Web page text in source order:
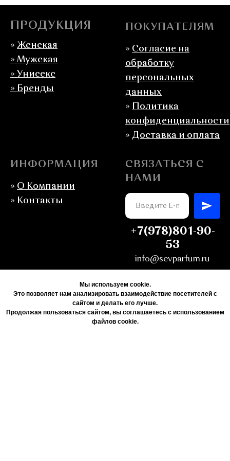
ПРОДУКЦИЯ
» Женская
» Мужская
» Унисекс
» Бренды
ПОКУПАТЕЛЯМ
» Согласие на
обработку
персональных
данных
»
Политика
конфиденциальности
» Доставка и оплата
ИНФОРМАЦИЯ
» О Компании
» Контакты
СВЯЗАТЬСЯ С
НАМИ
+7(978)801-90-
53
info@sevparfum.ru
Мы используем cookie.
Это позволяет нам анализировать взаимодействие посетителей с
сайтом и делать его лучше.
Продолжая пользоваться сайтом, вы соглашаетесь с использованием
файлов cookie.